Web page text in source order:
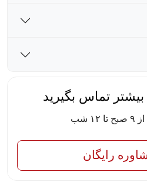
تماس بگیرید
شب
رایگان